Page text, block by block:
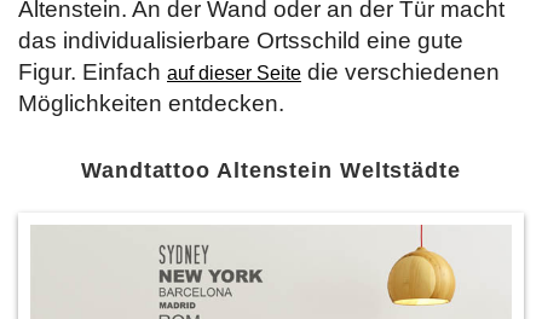
Altenstein. An der Wand oder an der Tür macht
das individualisierbare Ortsschild eine gute
Figur. Einfach auf dieser Seite die verschiedenen
Möglichkeiten entdecken.
Wandtattoo Altenstein Weltstädte